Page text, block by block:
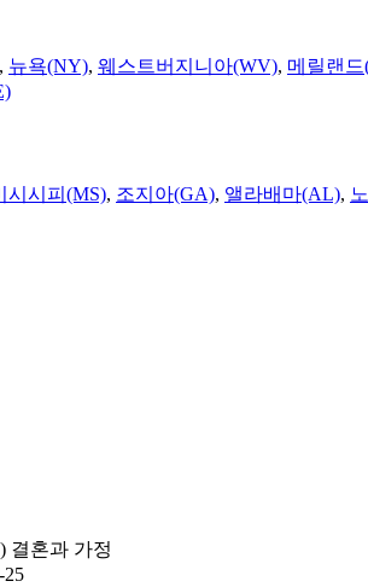
, 뉴욕(NY), 웨스트버지니아(WV), 메릴랜
시시피(MS), 조지아(GA), 앨라배마(AL),
결혼과 가정
25